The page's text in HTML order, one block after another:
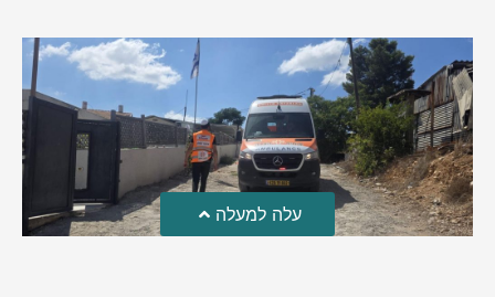
עלה למעלה